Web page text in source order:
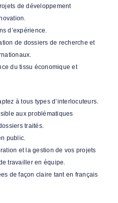
de développement
d’expérience.
de dossiers de recherche et
du tissu économique et
à tous types d’interlocuteurs.
aux problématiques
traités.
public.
et la gestion de vos projets
travailler en équipe.
de façon claire tant en français